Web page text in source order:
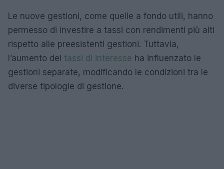
Le nuove gestioni, come quelle a fondo utili, hanno
permesso di investire a tassi con rendimenti più alti
rispetto alle preesistenti gestioni. Tuttavia,
l’aumento dei tassi di interesse ha influenzato le
gestioni separate, modificando le condizioni tra le
diverse tipologie di gestione.